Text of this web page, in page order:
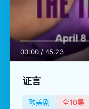
00:00 / 45:23
证言
欧美剧 全10集